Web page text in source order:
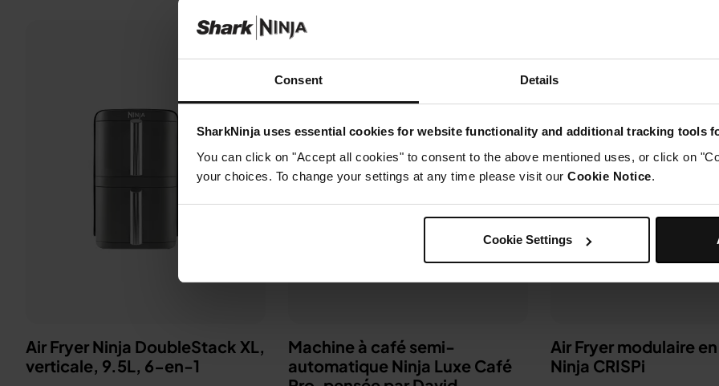
Consent Details
SharkNinja uses essential cookies for website functionality and additional tracking tools
You can click on "Accept all cookies" to consent to the above mentioned uses, or click on
your choices. To change your settings at any time please visit our Cookie Notice.
Cookie Settings
Air Fryer Ninja DoubleStack XL,
verticale, 9.5L, 6-en-1
Machine à café semi-
automatique Ninja Luxe Café
Air Fryer modulaire
Ninja CRISPi